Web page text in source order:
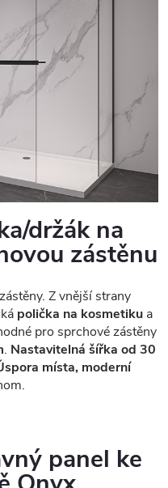
držák na
zástěnu
Z vnější strany
polička na kosmetiku a
pro sprchové zástěny
. Nastavitelná šířka od 30
místa, moderní
panel ke